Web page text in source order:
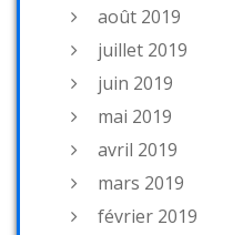
août 2019
juillet 2019
juin 2019
mai 2019
avril 2019
mars 2019
février 2019